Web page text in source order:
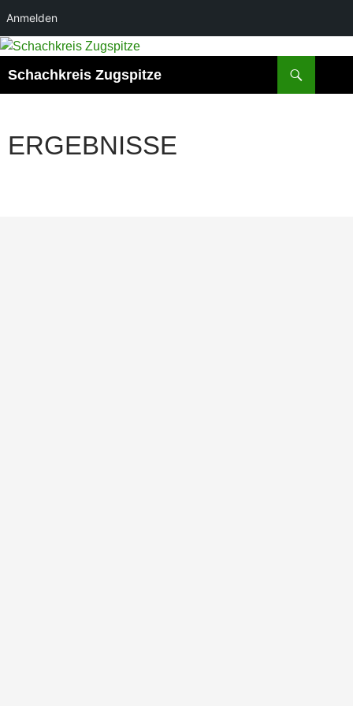
Anmelden
Zum
springen
Schachkreis Zugspitze
ERGEBNISSE